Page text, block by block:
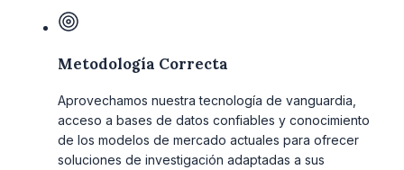
Metodología Correcta
Aprovechamos nuestra tecnología de vanguardia,
acceso a bases de datos confiables y conocimiento
de los modelos de mercado actuales para ofrecer
soluciones de investigación adaptadas a sus